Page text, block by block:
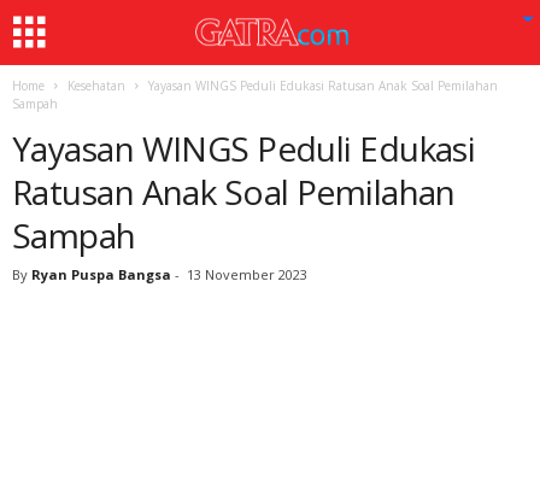
Home Kesehatan
Yayasan WINGS Peduli Edukasi Ratusan Anak Soal Pemilahan
Sampah
Yayasan WINGS Peduli Edukasi
Ratusan Anak Soal Pemilahan
Sampah
By Ryan Puspa Bangsa - 13 November 2023